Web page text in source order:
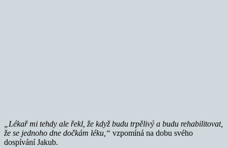
„Lékař mi tehdy ale řekl, že když budu trpělivý a budu rehabilitovat,
že se jednoho dne dočkám léku,“ vzpomíná na dobu svého
dospívání Jakub.